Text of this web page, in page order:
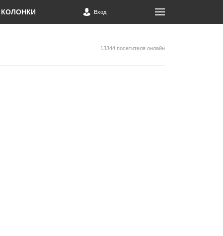
КОЛОНКИ Вход
13344 посетителя онлайн